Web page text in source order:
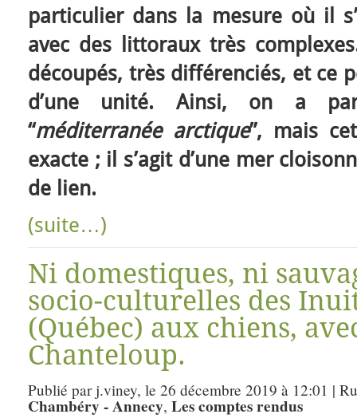
particulier dans la mesure où il
avec des littoraux très
découpés, très différenciés, et ce
d’une unité. Ainsi, on a
“méditerranée arctique”, mais
exacte ; il s’agit d’une mer
de lien.
(suite…)
Ni domestiques, ni
socio-culturelles des
(Québec) aux chiens,
Chanteloup.
Publié par j.viney, le 26 décembre 2019 à 12:01 |
Chambéry - Annecy, Les comptes rendus